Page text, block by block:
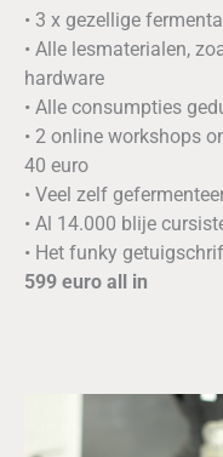
• 3 x gezellige
• Alle lesmaterialen,
hardware
• Alle consumpties
• 2 online workshops
40 euro
• Veel zelf
• Al 14.000 blije
• Het funky
599 euro all in